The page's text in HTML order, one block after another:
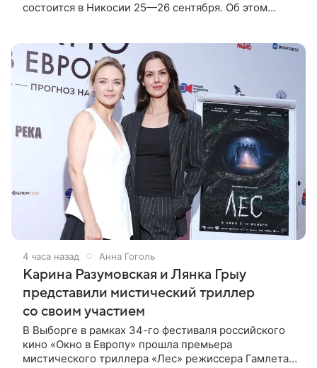
состоится в Никосии 25—26 сентября. Об этом
4 часа назад Анна Гоголь
Карина Разумовская и Лянка Грыу
представили мистический триллер
со своим участием
В Выборге в рамках 34-го фестиваля российского
кино «Окно в Европу» прошла премьера
мистического триллера «Лес» режиссера Гамлета